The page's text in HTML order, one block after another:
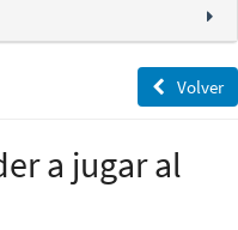
Volver
a jugar al